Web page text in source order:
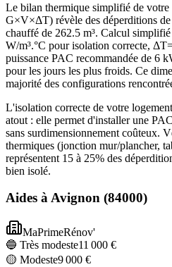
Le bilan thermique simplifié de
G×V×ΔT) révèle des déperditions
chauffé de 262.5 m³. Calcul
W/m³.°C pour isolation correcte,
puissance PAC recommandée de 6
pour les jours les plus froids. Ce
majorité des configurations
L'isolation correcte de votre
atout : elle permet d'installer une
sans surdimensionnement coûteux.
thermiques (jonction mur/plancher,
représentent 15 à 25% des
bien isolé.
Aides àAvignon (84000)
MaPrimeRénov'
🔵 Très modeste11 000 €
🟡 Modeste9 000 €